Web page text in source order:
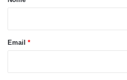
Email *